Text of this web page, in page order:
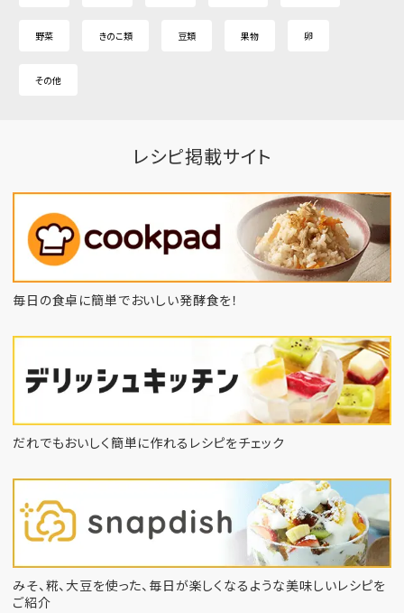
野菜 きのこ類 豆類 果物 卵
その他
レシピ掲載サイト
毎日の食卓に簡単でおいしい発酵食を！
だれでもおいしく簡単に作れるレシピをチェック
みそ、糀、大豆を使った、毎日が楽しくなるような美味しいレシピを
ご紹介